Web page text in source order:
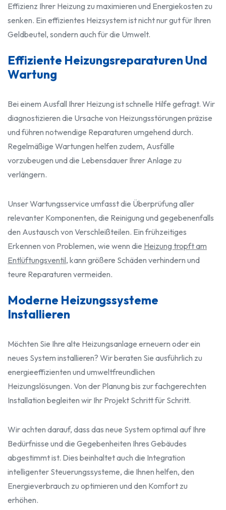
Effizienz Ihrer Heizung zu maximieren und Energiekosten zu
senken. Ein effizientes Heizsystem ist nicht nur gut für Ihren
Geldbeutel, sondern auch für die Umwelt.
Effiziente Heizungsreparaturen Und
Wartung
Bei einem Ausfall Ihrer Heizung ist schnelle Hilfe gefragt. Wir
diagnostizieren die Ursache von Heizungsstörungen präzise
und führen notwendige Reparaturen umgehend durch.
Regelmäßige Wartungen helfen zudem, Ausfälle
vorzubeugen und die Lebensdauer Ihrer Anlage zu
verlängern.
Unser Wartungsservice umfasst die Überprüfung aller
relevanter Komponenten, die Reinigung und gegebenenfalls
den Austausch von Verschleißteilen. Ein frühzeitiges
Erkennen von Problemen, wie wenn die Heizung tropft am
Entlüftungsventil, kann größere Schäden verhindern und
teure Reparaturen vermeiden.
Moderne Heizungssysteme
Installieren
Möchten Sie Ihre alte Heizungsanlage erneuern oder ein
neues System installieren? Wir beraten Sie ausführlich zu
energieeffizienten und umweltfreundlichen
Heizungslösungen. Von der Planung bis zur fachgerechten
Installation begleiten wir Ihr Projekt Schritt für Schritt.
Wir achten darauf, dass das neue System optimal auf Ihre
Bedürfnisse und die Gegebenheiten Ihres Gebäudes
abgestimmt ist. Dies beinhaltet auch die Integration
intelligenter Steuerungssysteme, die Ihnen helfen, den
Energieverbrauch zu optimieren und den Komfort zu
erhöhen.